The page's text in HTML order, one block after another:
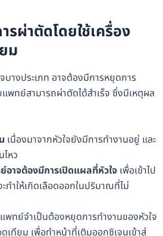
รผ่าตัดโดยใช้เครื่อง
ม
บางประเภท อาจต้องมีการหยุดการ
พทย์สามารถผ่าตัดได้สำเร็จ ซึ่งมีเหตุผล
เนื่องมาจากหัวใจยังมีการทำงานอยู่ และ
ไหว
าจต้องมีการเปิดแผลที่หัวใจเพื่อเข้าไป
ทำให้เกิดเลือดออกในปริมาณที่ไม่
พทย์จำเป็นต้องหยุดการทำงานของหัวใจ
ดเทียม เพื่อทำหน้าที่เติมออกซิเจนเข้าสู่